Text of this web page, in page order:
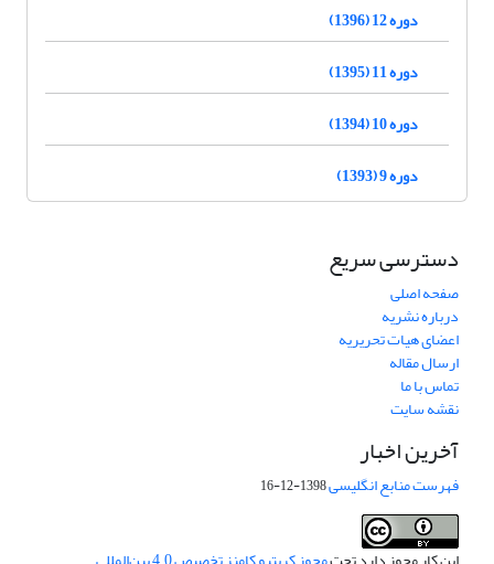
دوره 12 (1396)
دوره 11 (1395)
دوره 10 (1394)
دوره 9 (1393)
دسترسی سریع
صفحه اصلی
درباره نشریه
اعضای هیات تحریریه
ارسال مقاله
تماس با ما
نقشه سایت
آخرین اخبار
فهرست منابع انگلیسی1398-12-16